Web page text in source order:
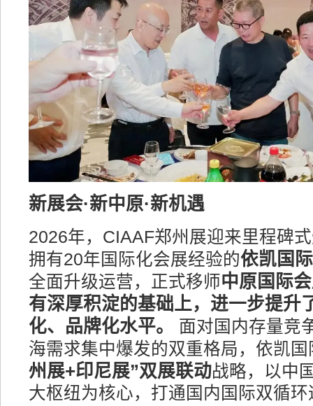
新展会·新中原·新机遇
2026年，CIAAF郑州展迎来里程碑
拥有20年国际化会展经验的依凯国际
全面升级运营，正式移师中原国际
有深厚积淀的基础上，进一步提升
化、品牌化水平。
面对国内存量竞
海需求集中爆发的双重格局，依凯
州展+印尼展”双展联动战略，以中
大枢纽为核心，打通国内国际双循环